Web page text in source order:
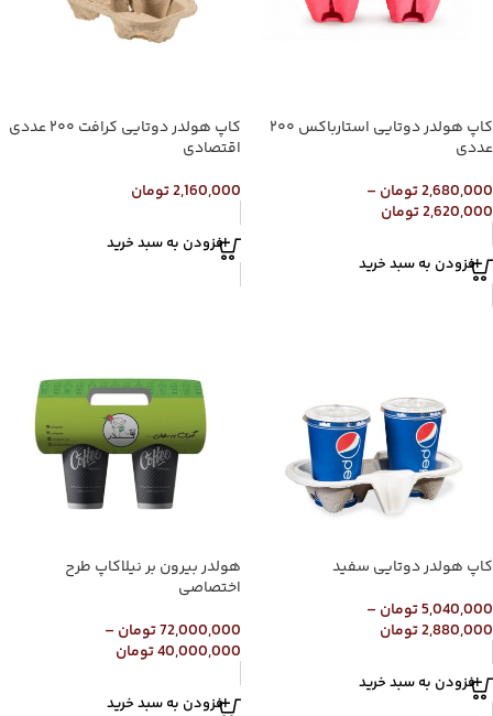
کاپ هولدر دوتایی استارباکس ۲۰۰
عددی
2,680,000تومان –
2,620,000تومان
افزودن به سبد خرید
کاپ هولدر دوتایی کرافت ۲۰۰ عددی
اقتصادی
2,160,000تومان
افزودن به سبد خرید
کاپ هولدر دوتایی سفید
5,040,000تومان –
2,880,000تومان
افزودن به سبد خرید
هولدر بیرون بر نیلاکاپ طرح
اختصاصی
72,000,000تومان –
40,000,000تومان
افزودن به سبد خرید